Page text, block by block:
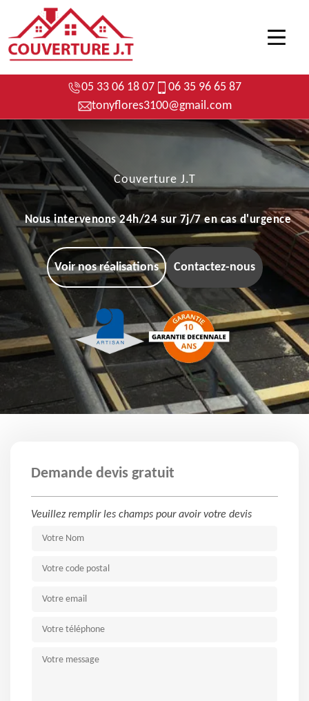
05 33 06 18 07
06 35 96 65 87
tonyflores3100@gmail.com
Couverture J.T
Nous intervenons 24h/24 sur 7j/7 en cas d'urgence
Voir nos réalisations Contactez-nous
Demande devis gratuit
Veuillez remplir les champs pour avoir votre devis